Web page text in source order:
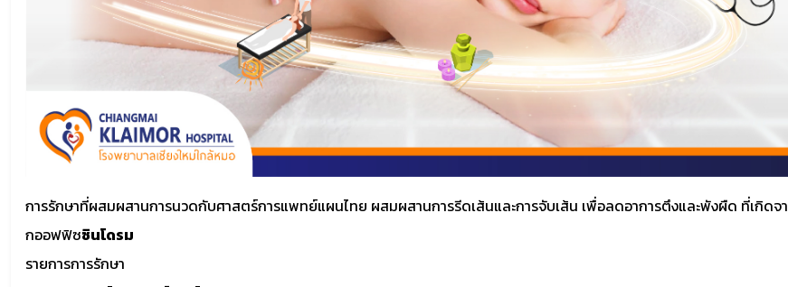
การรักษาที่ผสมผสานการนวดกับศาสตร์การแพทย์แผนไทย ผสมผสานการรีดเส้นและการจับเส้น เพื่อลดอาการตึงและพังผืด ที่เกิดจา
กออฟฟิซซินโดรม
รายการการรักษา